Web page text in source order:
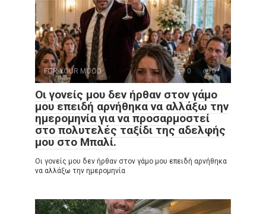
FOR YOUR MOOD 0 0
Οι γονείς μου δεν ήρθαν στον γάμο
μου επειδή αρνήθηκα να αλλάξω την
ημερομηνία για να προσαρμοστεί
στο πολυτελές ταξίδι της αδελφής
μου στο Μπαλί.
Οι γονείς μου δεν ήρθαν στον γάμο μου επειδή αρνήθηκα
να αλλάξω την ημερομηνία